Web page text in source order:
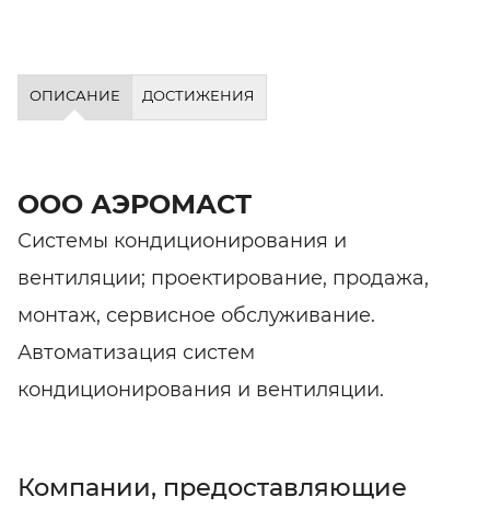
ОПИСАНИЕ ДОСТИЖЕНИЯ
ООО АЭРОМАСТ
Системы кондиционирования и
вентиляции; проектирование, продажа,
монтаж, сервисное обслуживание.
Автоматизация систем
кондиционирования и вентиляции.
Компании, предоставляющие